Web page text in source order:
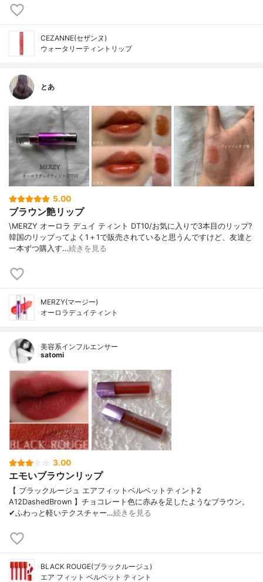
CEZANNE(セザンヌ)
ウォータリーティントリップ
とあ
5.00
ブラウン艶リップ
\MERZY オーロラ デュイ ティント DT10/お気に入りで3本目のリップ?
韓国のリップってよく1＋1で販売されていると思うんですけど、友達と
一本ずつ購入す…続きを見る
MERZY(マージー)
オーロラデュイティント
美容系インフルエンサー
satomi
3.00
エモいブラウンリップ
【 ブラックルージュ エアフィットベルベットティント2
A12DashedBrown 】チョコレート色に赤みを足したようなブラウン。
✔︎ふわっと軽いテクスチャー…続きを見る
BLACK ROUGE(ブラックルージュ)
エア フィット ベルベット ティント